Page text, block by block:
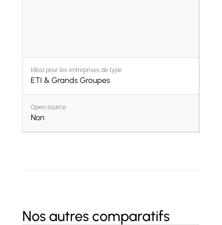
Idéal pour les entreprises de type
ETI & Grands Groupes
Open source
Non
Nos autres comparatifs